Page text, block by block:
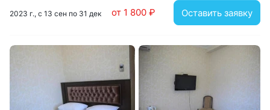
2023 г., с 13 сен по 31 дек от 1 800 ₽ Оставить заявку